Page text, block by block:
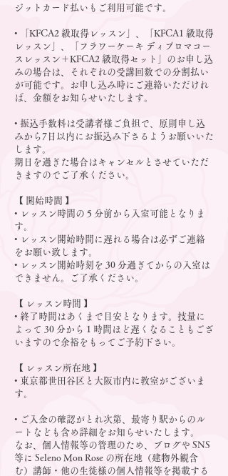
ジットカード払いもご利用可能です。
• 「KFCA2 級取得レッスン」、「KFCA1 級取得
レッスン」、「フラワーケーキ ディプロマコー
スレッスン＋KFCA2 級取得セット」のお申し込
みの場合は、それぞれの受講回数での分割払い
が可能です。お申し込み時にご連絡いただけれ
ば、金額をお知らせいたします。
• 振込手数料は受講者様ご負担で、原則申し込
みから7日以内にお振込み下さるようお願いいた
します。
期日を過ぎた場合はキャンセルとさせていただ
きますのでご了承ください。
【 開始時間 】
• レッスン時間の 5 分前から入室可能となりま
す。
• レッスン開始時間に遅れる場合は必ずご連絡
をお願い致します。
• レッスン開始時刻を 30 分過ぎてからの入室は
できません。ご了承ください。
【 レッスン時間 】
• 終了時間はあくまで目安となります。技量に
よって 30 分から 1 時間ほど遅くなることもござ
いますので余裕をもってご予約下さい。
【 レッスン所在地 】
• 東京都世田谷区と大阪市内に教室がございま
す。
• ご入金の確認がとれ次第、最寄り駅からのル
ートなども含め詳細をお知らせいたします。
なお、個人情報等の管理のため、ブログや SNS
等に Seleno Mon Rose の所在地（建物外観含
む）講師・他の生徒様の個人情報等を掲載する